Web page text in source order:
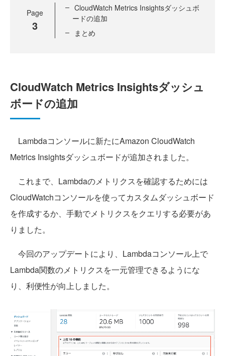
Page
3
CloudWatch Metrics Insightsダッシュボ
ードの追加
まとめ
CloudWatch Metrics Insightsダッシュ
ボードの追加
Lambdaコンソールに新たにAmazon CloudWatch
Metrics Insightsダッシュボードが追加されました。
これまで、Lambdaのメトリクスを確認するためには
CloudWatchコンソールを使ってカスタムダッシュボード
を作成するか、手動でメトリクスをクエリする必要があ
りました。
今回のアップデートにより、Lambdaコンソール上で
Lambda関数のメトリクスを一元管理できるようにな
り、利便性が向上しました。